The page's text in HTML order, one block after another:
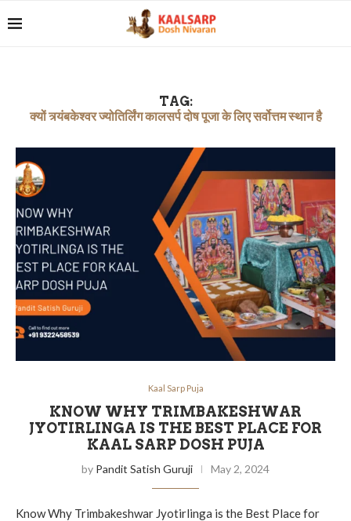
TAG:
क्यों त्र्यंबकेश्वर ज्योतिर्लिंग कालसर्प दोष पूजा के लिए सर्वोत्तम स्थान है
Kaal Sarp Puja
KNOW WHY TRIMBAKESHWAR
JYOTIRLINGA IS THE BEST PLACE FOR
KAAL SARP DOSH PUJA
by Pandit Satish Guruji May 2, 2024
Know Why Trimbakeshwar Jyotirlinga is the Best Place for